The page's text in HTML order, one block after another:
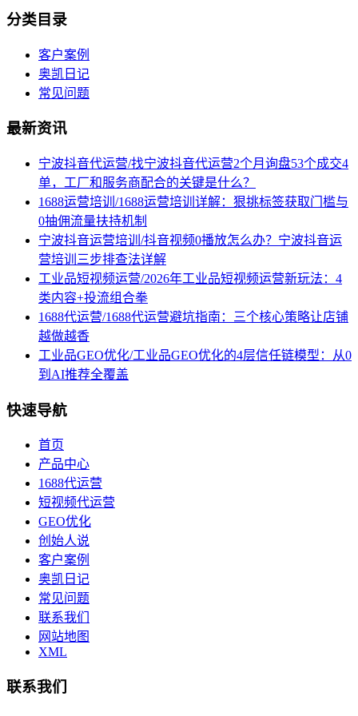
分类目录
客户案例
奥凯日记
常见问题
最新资讯
宁波抖音代运营/找宁波抖音代运营2个月询盘53个成交4
单，工厂和服务商配合的关键是什么？
1688运营培训/1688运营培训详解：狠挑标签获取门槛与
0抽佣流量扶持机制
宁波抖音运营培训/抖音视频0播放怎么办？宁波抖音运
营培训三步排查法详解
工业品短视频运营/2026年工业品短视频运营新玩法：4
类内容+投流组合拳
1688代运营/1688代运营避坑指南：三个核心策略让店铺
越做越香
工业品GEO优化/工业品GEO优化的4层信任链模型：从0
到AI推荐全覆盖
快速导航
首页
产品中心
1688代运营
短视频代运营
GEO优化
创始人说
客户案例
奥凯日记
常见问题
联系我们
网站地图
XML
联系我们